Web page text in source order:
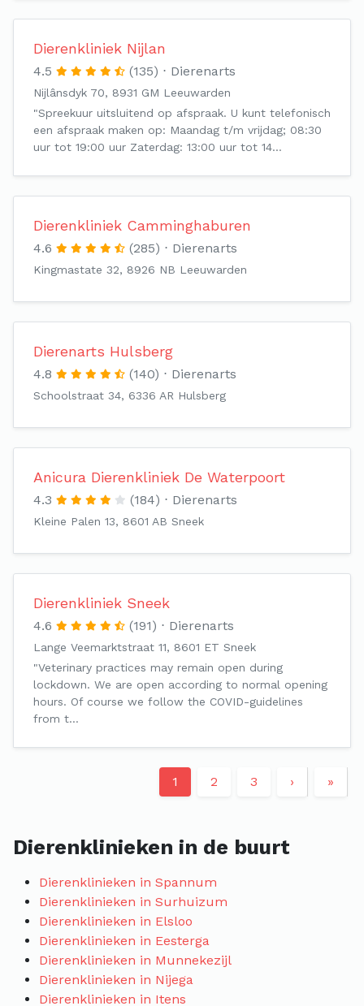
Dierenkliniek Nijlan
4.5 (135) Dierenarts
Nijlânsdyk 70, 8931 GM Leeuwarden
"Spreekuur uitsluitend op afspraak. U kunt telefonisch
een afspraak maken op: Maandag t/m vrijdag; 08:30
uur tot 19:00 uur Zaterdag: 13:00 uur tot 14…
Dierenkliniek Camminghaburen
4.6 (285) Dierenarts
Kingmastate 32, 8926 NB Leeuwarden
Dierenarts Hulsberg
4.8 (140) Dierenarts
Schoolstraat 34, 6336 AR Hulsberg
Anicura Dierenkliniek De Waterpoort
4.3 (184) Dierenarts
Kleine Palen 13, 8601 AB Sneek
Dierenkliniek Sneek
4.6 (191) Dierenarts
Lange Veemarktstraat 11, 8601 ET Sneek
"Veterinary practices may remain open during
lockdown. We are open according to normal opening
hours. Of course we follow the COVID-guidelines
from t…
1 2 3 › »
Dierenklinieken in de buurt
Dierenklinieken in Spannum
Dierenklinieken in Surhuizum
Dierenklinieken in Elsloo
Dierenklinieken in Eesterga
Dierenklinieken in Munnekezijl
Dierenklinieken in Nijega
Dierenklinieken in Itens